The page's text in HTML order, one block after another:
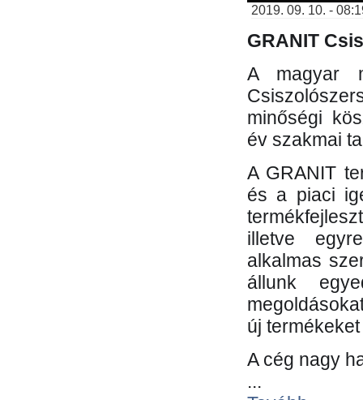
2019. 09. 10. -
GRANIT
A magyar
minőségi
év szakmai
A GRANIT
és a piaci
illetve
alkalmas
állunk
új
A cég nagy
...